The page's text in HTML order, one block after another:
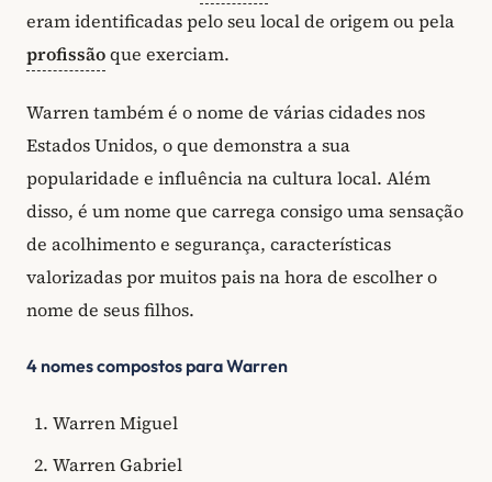
eram identificadas pelo seu local de origem ou pela
profissãoque exerciam.
Warren também é o nome de várias cidades nos
Estados Unidos, o que demonstra a sua
popularidade e influência na cultura local. Além
disso, é um nome que carrega consigo uma sensação
de acolhimento e segurança, características
valorizadas por muitos pais na hora de escolher o
nome de seus filhos.
4 nomes compostos para Warren
Warren Miguel
Warren Gabriel